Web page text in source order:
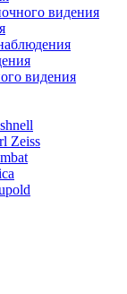
видения
видения
Zeiss